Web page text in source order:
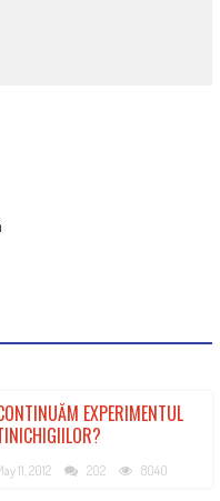
EXPERIMENTUL
11, 2012 202 8040